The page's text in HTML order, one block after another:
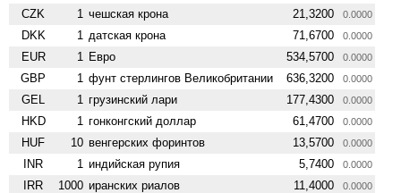
CZK 1 чешская крона 21,3200 0.0000
DKK 1 датская крона 71,6700 0.0000
EUR 1 Евро 534,5700 0.0000
GBP 1 фунт стерлингов Велико­британии 636,3200 0.0000
GEL 1 грузинский лари 177,4300 0.0000
HKD 1 гонконгский доллар 61,4700 0.0000
HUF 10 венгерских форинтов 13,5700 0.0000
INR 1 индийская рупия 5,7400 0.0000
IRR 1000 иранских риалов 11,4000 0.0000